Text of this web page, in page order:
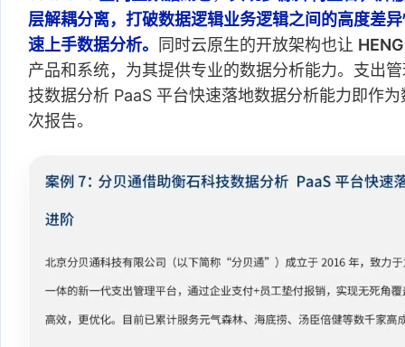
层解耦分离，打破数据逻辑业务逻辑之间的高度差
速上手数据分析。
同时云原生的开放架构也让
产品和系统，为其提供专业的数据分析能力。支出
技数据分析 PaaS 平台快速落地数据分析能力即作
次报告。